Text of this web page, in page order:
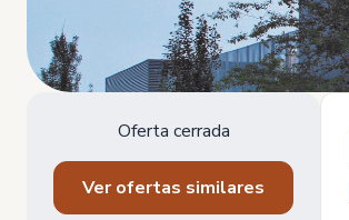
Oferta cerrada
Ver ofertas similares